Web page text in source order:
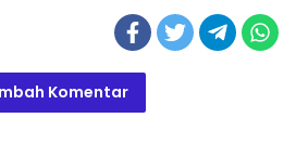
Komentar